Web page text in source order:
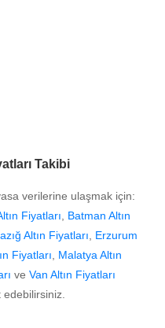
Takibi
verilerine ulaşmak için:
Fiyatları
Batman Altın
Altın Fiyatları
Erzurum
Fiyatları
Malatya Altın
ve Van Altın Fiyatları
edebilirsiniz.